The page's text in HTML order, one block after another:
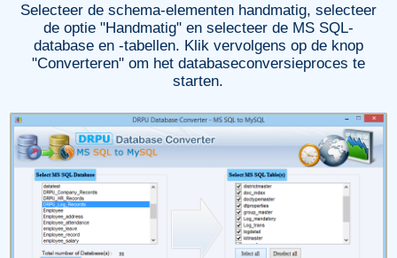
Selecteer de schema-elementen handmatig, selecteer
de optie "Handmatig" en selecteer de MS SQL-
database en -tabellen. Klik vervolgens op de knop
"Converteren" om het databaseconversieproces te
starten.